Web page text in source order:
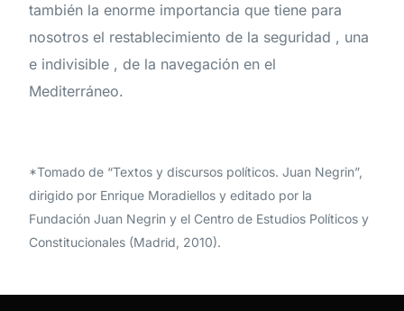
también la enorme importancia que tiene para
nosotros el restablecimiento de la seguridad , una
e indivisible , de la navegación en el
Mediterráneo.
*Tomado de “Textos y discursos políticos. Juan Negrin”,
dirigido por Enrique Moradiellos y editado por la
Fundación Juan Negrin y el Centro de Estudios Políticos y
Constitucionales (Madrid, 2010).